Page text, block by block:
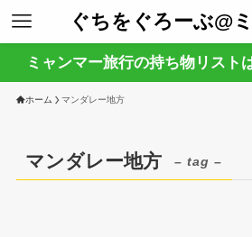
ぐちをぐろーぶ@
ミャンマー旅行の持ち物リスト
ホーム マンダレー地方
マンダレー地方 – tag –